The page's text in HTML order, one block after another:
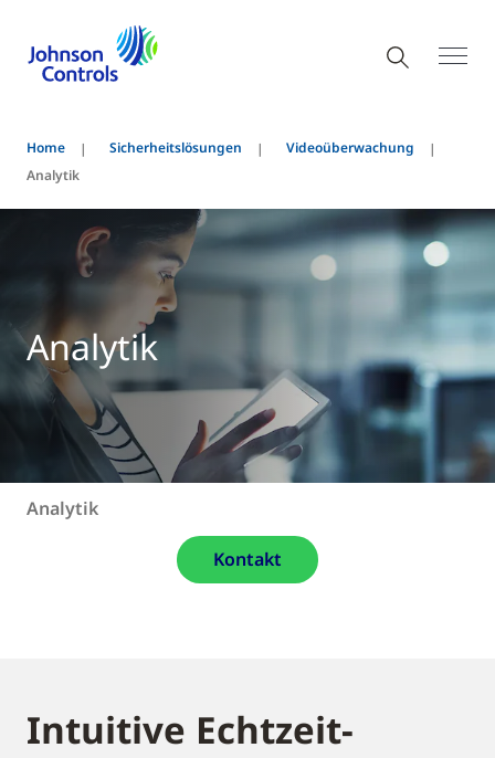
Home Sicherheitslösungen
Videoüberwachung
Analytik
Analytik
Analytik
Kontakt
Intuitive Echtzeit-